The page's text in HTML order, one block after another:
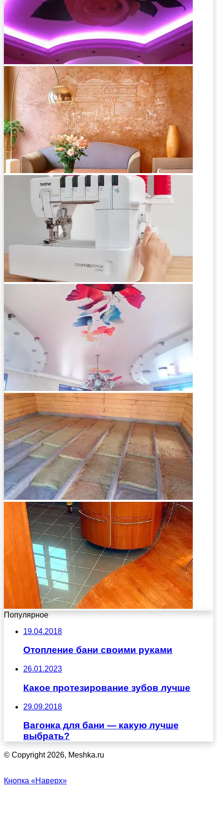
Популярное
19.04.2018
Отопление бани своими руками
26.01.2023
Какое протезирование зубов лучше
29.09.2018
Вагонка для бани — какую лучше
выбрать?
© Copyright 2026, Meshka.ru
Кнопка «Наверх»